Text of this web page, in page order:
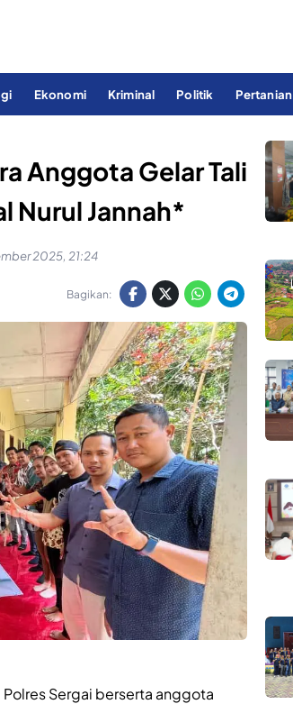
Ekonomi Kriminal Politik Pertanian
Anggota Gelar Tali
Nurul Jannah*
2025, 21:24
Bagikan:
Sergai berserta anggota